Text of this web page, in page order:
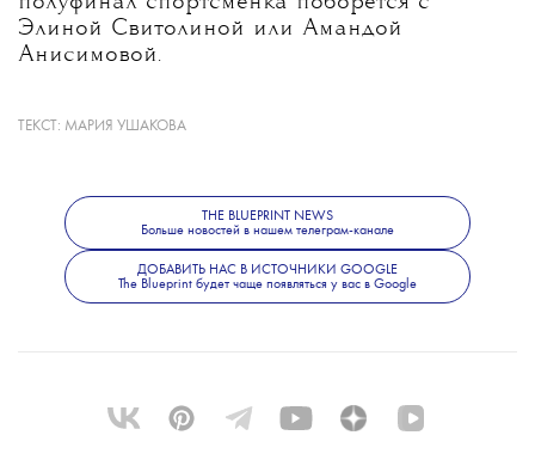
Элиной Свитолиной или Амандой
Анисимовой.
Александровой 31 год; она победительница
Джин Кинг (это крупнейшие
международные командные соревнования в
женском теннисе)
ТЕКСТ: МАРИЯ УШАКОВА
THE BLUEPRINT NEWS
Больше новостей в нашем телеграм-канале
ДОБАВИТЬ НАС В ИСТОЧНИКИ GOOGLE
The Blueprint будет чаще появляться у вас в Google